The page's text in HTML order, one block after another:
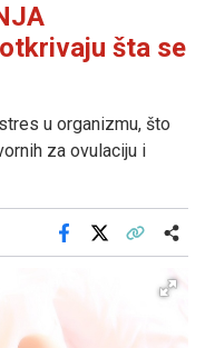
šta se
u organizmu, što
za ovulaciju i
Facebook